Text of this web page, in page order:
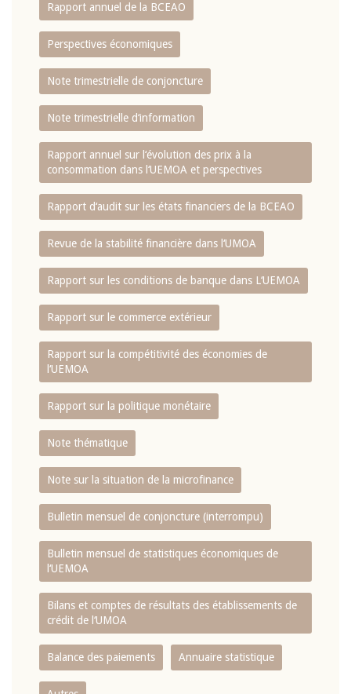
Rapport annuel de la BCEAO
Perspectives économiques
Note trimestrielle de conjoncture
Note trimestrielle d‘information
Rapport annuel sur l‘évolution des prix à la
consommation dans l‘UEMOA et perspectives
Rapport d‘audit sur les états financiers de la BCEAO
Revue de la stabilité financière dans l‘UMOA
Rapport sur les conditions de banque dans L‘UEMOA
Rapport sur le commerce extérieur
Rapport sur la compétitivité des économies de
l‘UEMOA
Rapport sur la politique monétaire
Note thématique
Note sur la situation de la microfinance
Bulletin mensuel de conjoncture (interrompu)
Bulletin mensuel de statistiques économiques de
l‘UEMOA
Bilans et comptes de résultats des établissements de
crédit de l‘UMOA
Balance des paiements Annuaire statistique